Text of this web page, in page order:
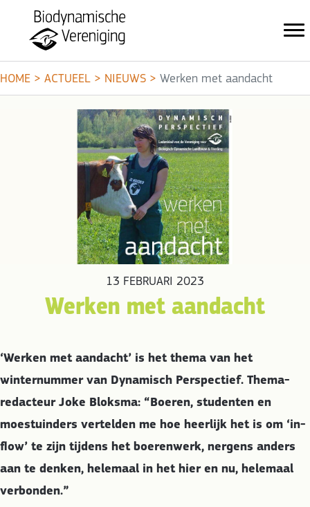
HOME > ACTUEEL > NIEUWS > Werken met aandacht
13 FEBRUARI 2023
Werken met aandacht
‘Werken met aandacht’ is het thema van het
winternummer van Dynamisch Perspectief. Thema-
redacteur Joke Bloksma: “Boeren, studenten en
moestuinders vertelden me hoe heerlijk het is om ‘in-
flow’ te zijn tijdens het boerenwerk, nergens anders
aan te denken, helemaal in het hier en nu, helemaal
verbonden.”